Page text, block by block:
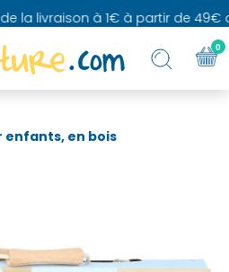
la livraison à 1€ à partir de 49€
enfants, en bois
0